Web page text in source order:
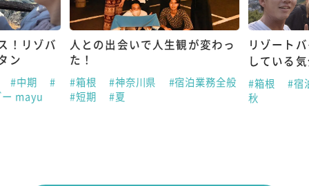
！リゾバ
ン
#中期
#
ー mayu
人との出会いで人生観が変わっ
た！
#箱根 #神奈川県
#宿泊業務全般
#短期
#夏
リゾート
している
#箱根
#宿
秋